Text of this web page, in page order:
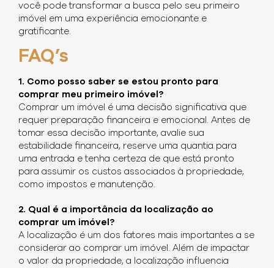
você pode transformar a busca pelo seu primeiro
imóvel em uma experiência emocionante e
gratificante.
FAQ’s
1. Como posso saber se estou pronto para
comprar meu primeiro imóvel?
Comprar um imóvel é uma decisão significativa que
requer preparação financeira e emocional. Antes de
tomar essa decisão importante, avalie sua
estabilidade financeira, reserve uma quantia para
uma entrada e tenha certeza de que está pronto
para assumir os custos associados à propriedade,
como impostos e manutenção.
2. Qual é a importância da localização ao
comprar um imóvel?
A localização é um dos fatores mais importantes a se
considerar ao comprar um imóvel. Além de impactar
o valor da propriedade, a localização influencia